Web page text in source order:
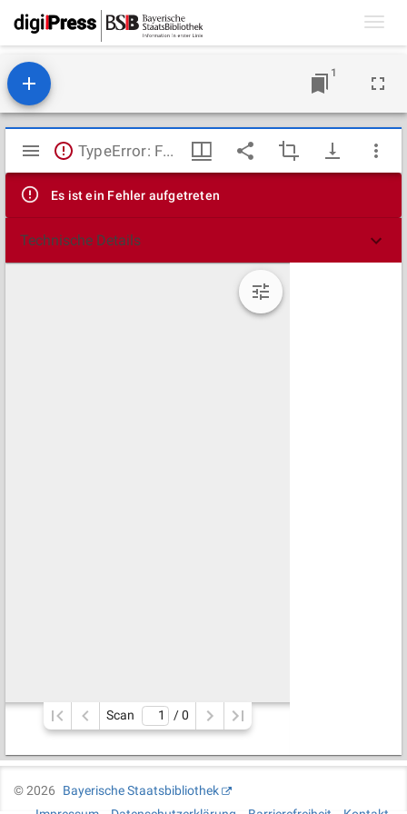
1
Mirador
Viewer
TypeError: Failed to fetch
Es ist ein Fehler aufgetreten
Technische Details
Scan / 0
©2026
Bayerische Staatsbibliothek